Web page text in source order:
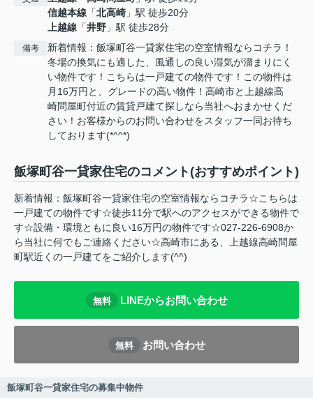
信越本線 「北高崎 」駅 徒歩20分
上越線 「井野 」駅 徒歩28分
備考
新着情報：飯塚町谷一貸家住宅の空室情報ならコチラ！
冬場の換気にも適した、風通しの良い湿気が溜まりにく
い物件です！こちらは一戸建ての物件です！この物件は
月16万円と、グレードの高い物件！高崎市と上越線高
崎問屋町付近の賃貸戸建て探しなら当社へおまかせくだ
さい！お客様からのお問い合わせをスタッフ一同お待ち
しております(*^^*)
飯塚町谷一貸家住宅のコメント(おすすめポイント)
新着情報：飯塚町谷一貸家住宅の空室情報ならコチラ☆こちらは
一戸建ての物件です☆徒歩11分で駅へのアクセスができる物件で
す☆設備・環境ともに良い16万円の物件です☆027-226-6908か
ら当社に何でもご連絡ください☆高崎市にある、上越線高崎問屋
町駅近くの一戸建てをご紹介します(^^)
無料 LINEからお問い合わせ
無料 お問い合わせ
飯塚町谷一貸家住宅の募集中物件